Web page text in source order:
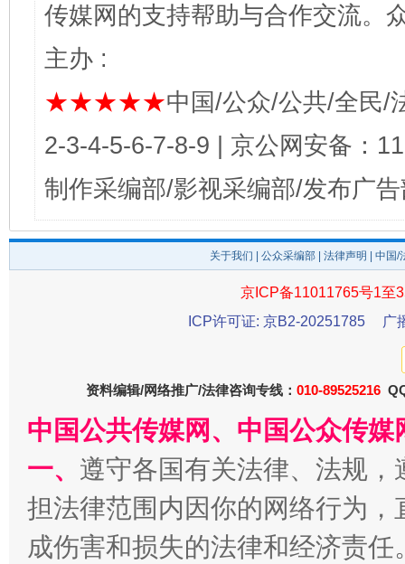
传媒网的支持帮助与合作交流。
主办 :
★★★★★中国/公众/公共/全民/
2-3-4-5-6-7-8-9 | 京公网安备：
制作采编部/影视采编部/发布广
关于我们 公众采编部 法律声明 | 中国
京ICP备11011765号1至
ICP许可证: 京B2-20251785
广
资料编辑/网络推广/法律咨询专线： 010-89525216
中国公共传媒网、中国公众传
一、 遵守各国有关法律、法规
担法律范围内因你的网络行为
成伤害和损失的法律和经济责